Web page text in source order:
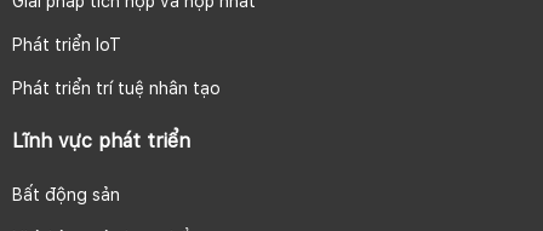
Phát triển IoT
Phát triển trí tuệ nhân tạo
Lĩnh vực phát triển
Bất động sản